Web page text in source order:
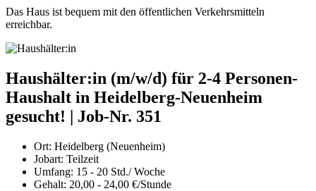
Das Haus ist bequem mit den öffentlichen Verkehrsmitteln
erreichbar.
Haushälter:in (m/w/d) für 2-4 Personen-
Haushalt in Heidelberg-Neuenheim
gesucht! | Job-Nr. 351
Ort: Heidelberg (Neuenheim)
Jobart: Teilzeit
Umfang: 15 - 20 Std./ Woche
Gehalt: 20,00 - 24,00 €/Stunde